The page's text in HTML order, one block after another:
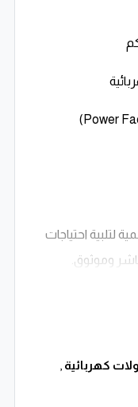
لتلبية احتياجات
وموثوق.
عالية الجودة
كهربائية ,